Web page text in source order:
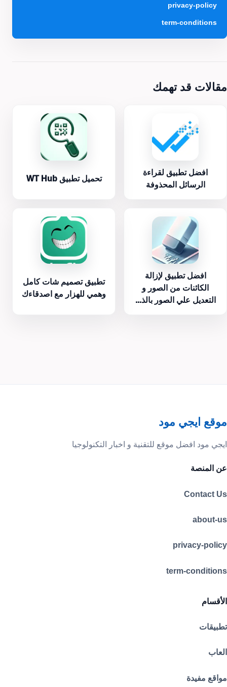
privacy-policy
term-conditions
مقالات قد تهمك
افضل تطبيق لقراءة
الرسائل المحذوفة
تحميل تطبيق WT Hub
افضل تطبيق لإزالة
الكائنات من الصور و
التعديل علي الصور بالذ...
تطبيق تصميم شات كامل
وهمي للهزار مع اصدقاءك
موقع ايجي مود
ايجي مود افضل موقع للتقنية و اخبار التكنولوجيا
عن المنصة
Contact Us
about-us
privacy-policy
term-conditions
الأقسام
تطبيقات
العاب
مواقع مفيدة